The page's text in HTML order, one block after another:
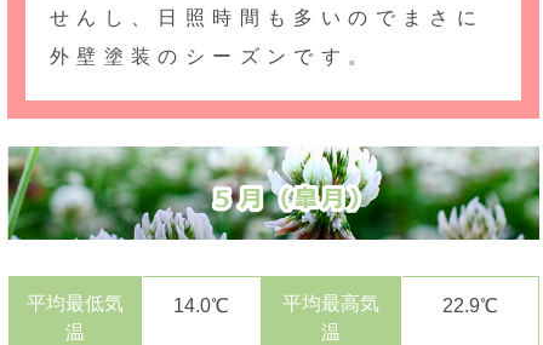
せんし、日照時間も多いのでまさに
外壁塗装のシーズンです。
平均最低気
温
14.0℃
平均最高気
温
22.9℃